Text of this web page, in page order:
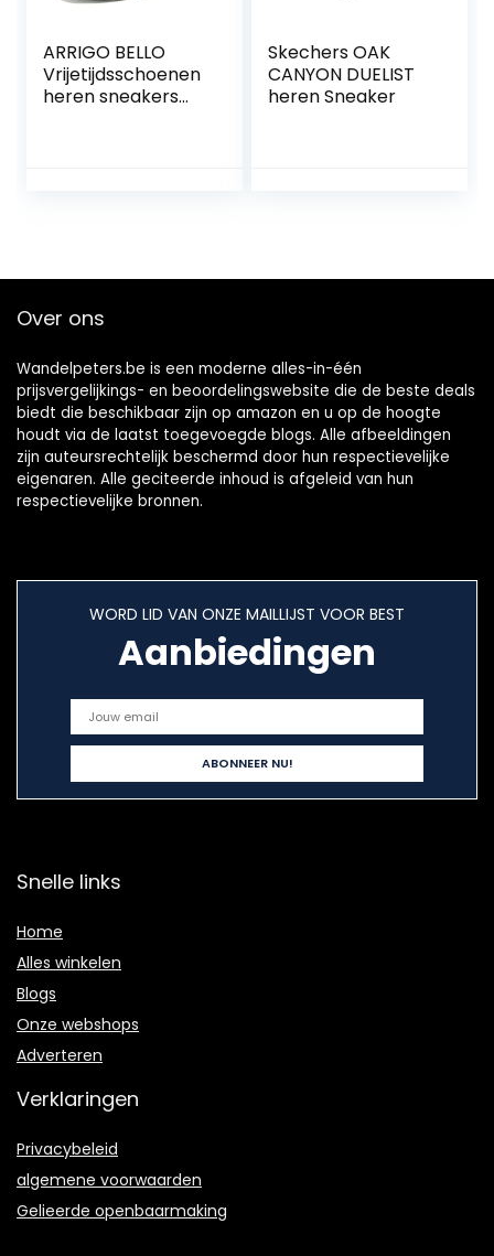
ARRIGO BELLO
Vrijetijdsschoenen
heren sneakers
46
Skechers OAK
CANYON DUELIST
heren Sneaker
Over ons
Wandelpeters.be is een moderne alles-in-één
prijsvergelijkings- en beoordelingswebsite die de beste deals
biedt die beschikbaar zijn op amazon en u op de hoogte
houdt via de laatst toegevoegde blogs. Alle afbeeldingen
zijn auteursrechtelijk beschermd door hun respectievelijke
eigenaren. Alle geciteerde inhoud is afgeleid van hun
respectievelijke bronnen.
WORD LID VAN ONZE MAILLIJST VOOR BEST
Aanbiedingen
Snelle links
Home
Alles winkelen
Blogs
Onze webshops
Adverteren
Verklaringen
Privacybeleid
algemene voorwaarden
Gelieerde openbaarmaking